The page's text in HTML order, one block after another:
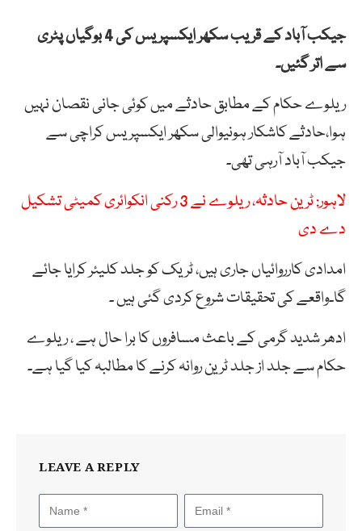
جیکب آباد کے قریب سکھر ایکسپریس کی 4 بوگیاں پٹری
سے اتر گئیں۔
ریلوے حکام کے مطابق حادثے میں کوئی جانی نقصان نہیں
ہوا،حادثے کاشکار ہونیوالی سکھر ایکسپریس کراچی سے
جیکب آباد آرہی تھی۔
لاہور: ٹرین حادثہ، ریلوے نے 3 رکنی انکوائری کمیٹی تشکیل
دے دی
امدادی کارروائیاں جاری ہیں، ٹریک کو جلد کلیئر کرایا جائے
گا۔واقعے کی تحقیقات شروع کردی گئی ہیں ۔
ادھر شدید گرمی کے باعث مسافروں کا برا حال ہے ، ریلوے
حکام سے جلد از جلد ٹرین روانہ کرنے کا مطالبہ کیا گیا ہے۔
LEAVE A REPLY